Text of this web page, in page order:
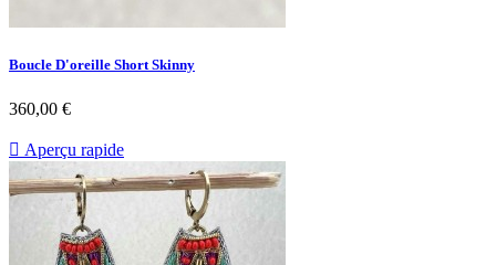
Boucle D'oreille Short Skinny
Prix
360,00 €
 Aperçu rapide